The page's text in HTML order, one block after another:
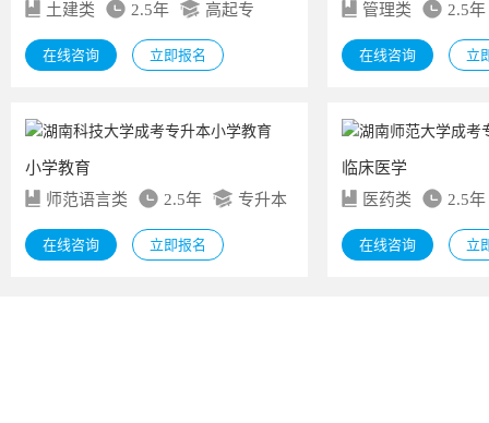
土建类
2.5年 高起专
在线咨询 立即报名
管理类
2.5年
在线咨询 立
小学教育
师范语言类
2.5年 专升本
在线咨询 立即报名
临床医学
医药类
2.5年
在线咨询 立